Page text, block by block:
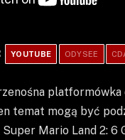
YOUTUBE ODYSEE
platformówka
temat mogą być
Mario Land 2: 6